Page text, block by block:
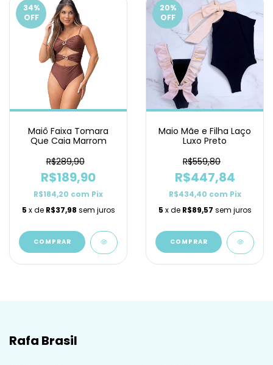
34%
OFF
Maiô Faixa Tomara
Que Caia Marrom
R$289,90
R$189,90
R$184,20 com Pix
5 x de R$37,98 sem juros
COMPRAR
20%
OFF
Maio Mãe e Filha Laço
Luxo Preto
R$559,80
R$447,84
R$434,40 com Pix
5 x de R$89,57 sem juros
COMPRAR
Rafa Brasil